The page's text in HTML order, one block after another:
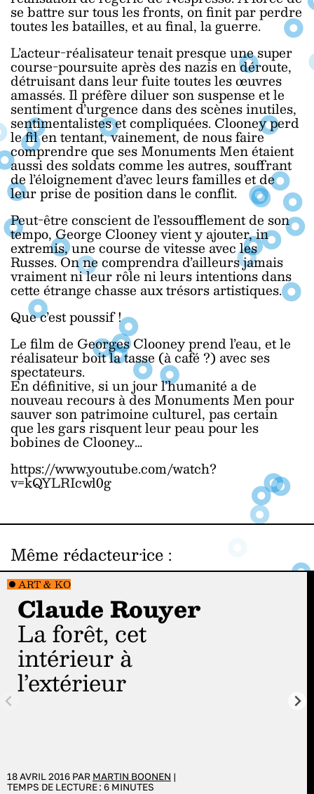
se battre sur tous les fronts, on finit par perdre
toutes les batailles, et au final, la guerre.
L’acteur-réalisateur tenait presque une super
course-poursuite après des nazis en déroute,
détruisant dans leur fuite toutes les œuvres
amassés. Il préfère diluer son suspense et le
sentiment d’urgence dans des scènes inutiles,
sentimentalistes et compliquées. Clooney perd
le fil en tentant, vainement, de nous faire
comprendre que ses Monuments Men étaient
aussi des soldats comme les autres, souffrant
de l’éloignement d’avec leurs familles et de
leur prise de position dans le conflit.
Peut-être conscient de l’essoufflement de son
tempo, George Clooney vient y ajouter, in
extremis, une course de vitesse avec les
Russes. On ne comprendra d’ailleurs jamais
vraiment ni leur rôle ni leurs intentions dans
cette étrange chasse aux trésors artistiques.
Que c’est poussif !
Le film de Georges Clooney prend l’eau, et le
réalisateur boit la tasse (à café ?) avec ses
spectateurs.
En définitive, si un jour l’humanité a de
nouveau recours à des Monuments Men pour
sauver son patrimoine culturel, pas certain
que les gars risquent leur peau pour les
bobines de Clooney…
https://www.youtube.com/watch?
v=kQYLRIcwl0g
Même rédacteur·ice :
ART & KO
Claude Rouyer
la forêt, cet
intérieur à
l’extérieur
18 AVRIL 2016 PAR MARTIN BOONEN |
TEMPS DE LECTURE : 6 MINUTES